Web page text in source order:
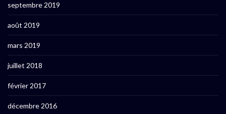
septembre 2019
août 2019
mars 2019
juillet 2018
février 2017
décembre 2016